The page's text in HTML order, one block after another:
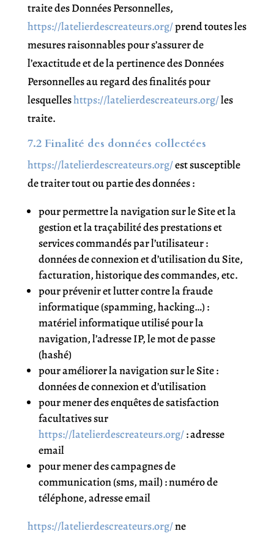
traite des Données Personnelles,
https://latelierdescreateurs.org/prend toutes les
mesures raisonnables pour s’assurer de
l’exactitude et de la pertinence des Données
Personnelles au regard des finalités pour
lesquelleshttps://latelierdescreateurs.org/les
traite.
7.2 Finalité des données collectées
https://latelierdescreateurs.org/est susceptible
de traiter tout ou partie des données :
pour permettre la navigation sur le Site et la
gestion et la traçabilité des prestations et
services commandés par l’utilisateur :
données de connexion et d’utilisation du Site,
facturation, historique des commandes, etc.
pour prévenir et lutter contre la fraude
informatique (spamming, hacking…) :
matériel informatique utilisé pour la
navigation, l’adresse IP, le mot de passe
(hashé)
pour améliorer la navigation sur le Site :
données de connexion et d’utilisation
pour mener des enquêtes de satisfaction
facultatives sur
https://latelierdescreateurs.org/: adresse
email
pour mener des campagnes de
communication (sms, mail) : numéro de
téléphone, adresse email
https://latelierdescreateurs.org/ne